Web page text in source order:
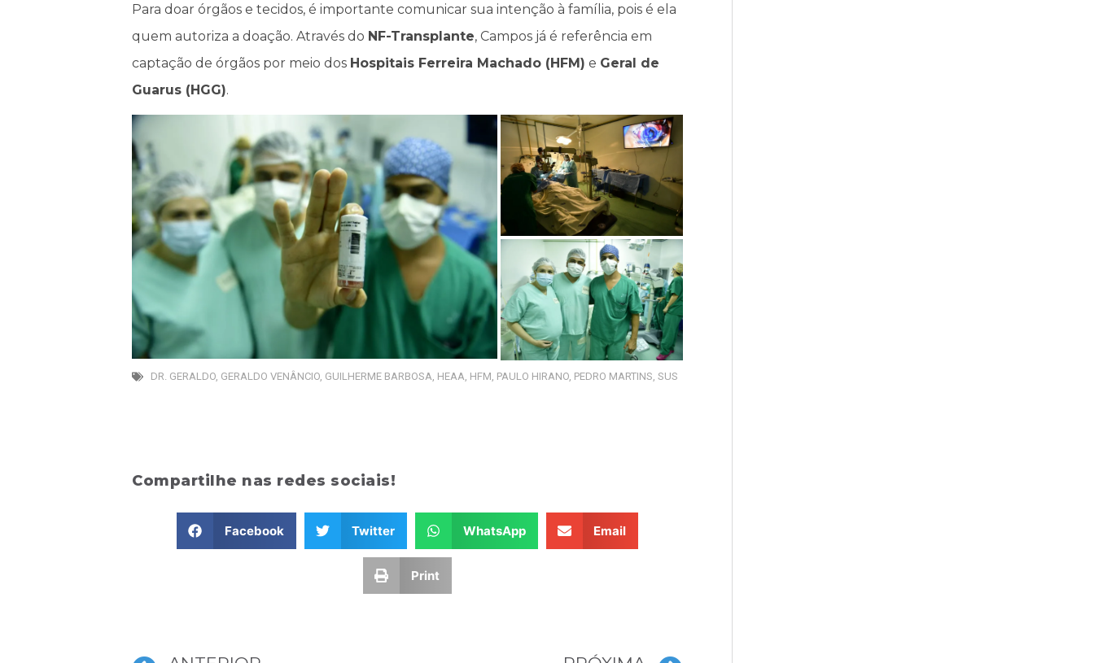
Para doar órgãos e tecidos, é importante comunicar sua intenção à família, pois é ela
quem autoriza a doação. Através do NF-Transplante, Campos já é referência em
captação de órgãos por meio dos Hospitais Ferreira Machado (HFM) e Geral de
Guarus (HGG).
DR. GERALDO, GERALDO VENÂNCIO, GUILHERME BARBOSA, HEAA, HFM, PAULO HIRANO, PEDRO MARTINS, SUS
Compartilhe nas redes sociais!
Facebook Twitter WhatsApp Email
Print